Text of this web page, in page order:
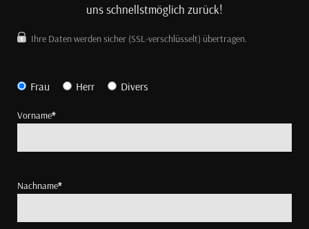
uns schnellstmöglich zurück!
Ihre Daten werden sicher (SSL-verschlüsselt) übertragen.
Frau Herr Divers
Vorname*
Nachname*